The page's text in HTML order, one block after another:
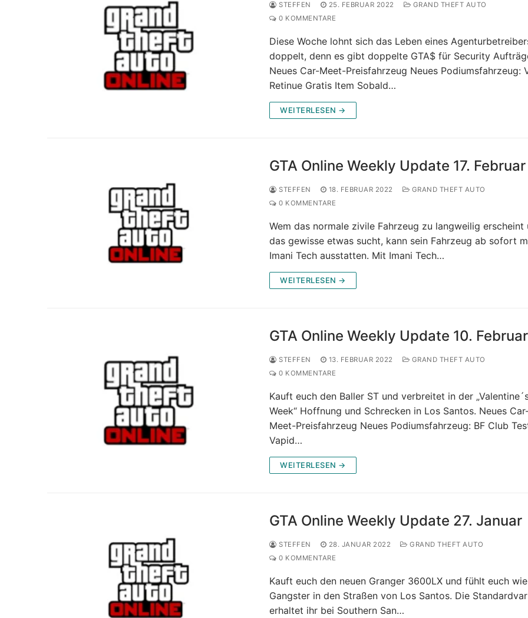
STEFFEN 25. FEBRUAR 2022
GRAND THEFT AUTO
0 KOMMENTARE
Diese Woche lohnt sich das Leben eines
doppelt, denn es gibt doppelte GTA$ für Security
Neues Car-Meet-Preisfahrzeug Neues Podiumsfahrzeug:
Retinue Gratis Item Sobald…
WEITERLESEN →
GTA Online Weekly Update 17. Februar
STEFFEN 18. FEBRUAR 2022
GRAND THEFT AUTO
0 KOMMENTARE
Wem das normale zivile Fahrzeug zu langweilig erscheint
das gewisse etwas sucht, kann sein Fahrzeug ab sofort
Imani Tech ausstatten. Mit Imani Tech…
WEITERLESEN →
GTA Online Weekly Update 10. Februar
STEFFEN 13. FEBRUAR 2022
GRAND THEFT AUTO
0 KOMMENTARE
Kauft euch den Baller ST und verbreitet in der
Week“ Hoffnung und Schrecken in Los Santos. Neues
Meet-Preisfahrzeug Neues Podiumsfahrzeug: BF Club
Vapid…
WEITERLESEN →
GTA Online Weekly Update 27. Januar
STEFFEN 28. JANUAR 2022
GRAND THEFT AUTO
0 KOMMENTARE
Kauft euch den neuen Granger 3600LX und fühlt euch
Gangster in den Straßen von Los Santos. Die
erhaltet ihr bei Southern San…